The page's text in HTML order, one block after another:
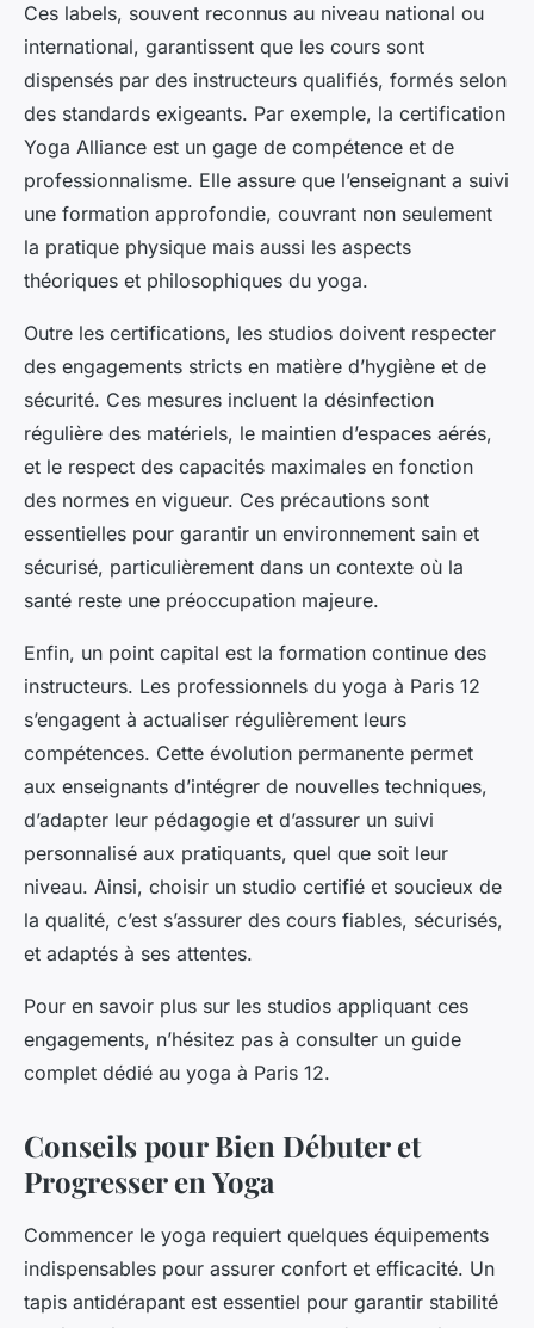
Ces labels, souvent reconnus au niveau national ou
international, garantissent que les cours sont
dispensés par des instructeurs qualifiés, formés selon
des standards exigeants. Par exemple, la certification
Yoga Alliance est un gage de compétence et de
professionnalisme. Elle assure que l’enseignant a suivi
une formation approfondie, couvrant non seulement
la pratique physique mais aussi les aspects
théoriques et philosophiques du yoga.
Outre les certifications, les studios doivent respecter
des engagements stricts en matière d’hygiène et de
sécurité. Ces mesures incluent la désinfection
régulière des matériels, le maintien d’espaces aérés,
et le respect des capacités maximales en fonction
des normes en vigueur. Ces précautions sont
essentielles pour garantir un environnement sain et
sécurisé, particulièrement dans un contexte où la
santé reste une préoccupation majeure.
Enfin, un point capital est la formation continue des
instructeurs. Les professionnels du yoga à Paris 12
s’engagent à actualiser régulièrement leurs
compétences. Cette évolution permanente permet
aux enseignants d’intégrer de nouvelles techniques,
d’adapter leur pédagogie et d’assurer un suivi
personnalisé aux pratiquants, quel que soit leur
niveau. Ainsi, choisir un studio certifié et soucieux de
la qualité, c’est s’assurer des cours fiables, sécurisés,
et adaptés à ses attentes.
Pour en savoir plus sur les studios appliquant ces
engagements, n’hésitez pas à consulter un guide
complet dédié au yoga à Paris 12.
Conseils pour Bien Débuter et
Progresser en Yoga
Commencer le yoga requiert quelques équipements
indispensables pour assurer confort et efficacité. Un
tapis antidérapant est essentiel pour garantir stabilité